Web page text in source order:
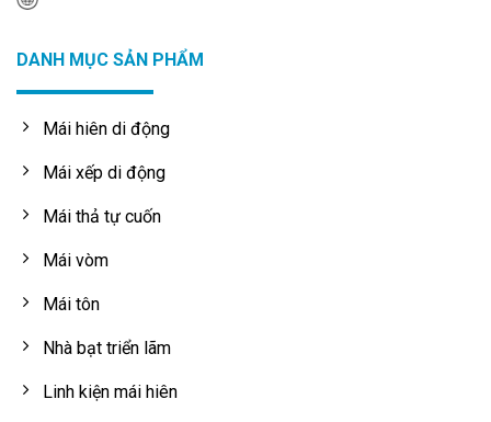
DANH MỤC SẢN PHẨM
Mái hiên di động
Mái xếp di động
Mái thả tự cuốn
Mái vòm
Mái tôn
Nhà bạt triển lãm
Linh kiện mái hiên